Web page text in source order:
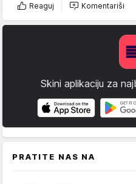
Reaguj Komentariši
Skini aplikaciju za
PRATITE NAS NA